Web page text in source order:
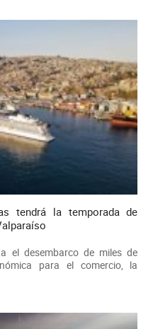
tendrá la temporada de
el desembarco de miles de
para el comercio, la